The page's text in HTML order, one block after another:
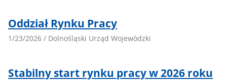
Oddział Rynku Pracy
1/23/2026 / Dolnośląski Urząd Wojewódzki
Stabilny start rynku pracy w 2026 roku